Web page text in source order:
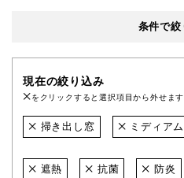
条件で絞
現在の絞り込み
をクリックすると選択項目から外せます
掃き出し窓 ミディアム
遮熱 抗菌 防炎